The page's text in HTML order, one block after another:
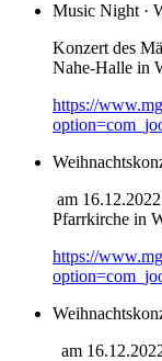
Music Night ·
Konzert des
Nahe-Halle in
https://
am
Pfarrkirche in
https://
am